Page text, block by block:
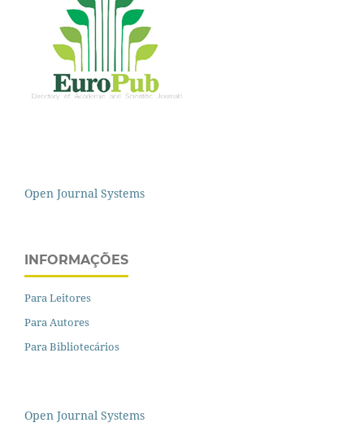
Open Journal Systems
INFORMAÇÕES
Para Leitores
Para Autores
Para Bibliotecários
Open Journal Systems